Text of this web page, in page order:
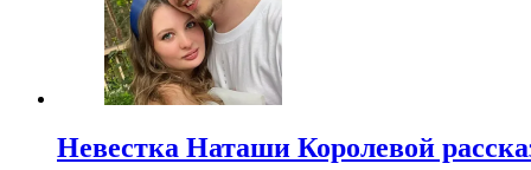
Невестка Наташи Королевой